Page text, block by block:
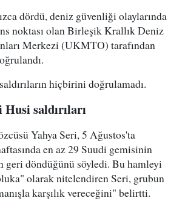
dördü, deniz güvenliği olaylarında
noktası olan Birleşik Krallık Deniz
Merkezi (UKMTO) tarafından
hiçbirini doğrulamadı.
saldırıları
Yahya Seri, 5 Ağustos'ta
en az 29 Suudi gemisinin
geri döndüğünü söyledi. Bu hamleyi
olarak nitelendiren Seri, grubun
karşılık vereceğini" belirtti.